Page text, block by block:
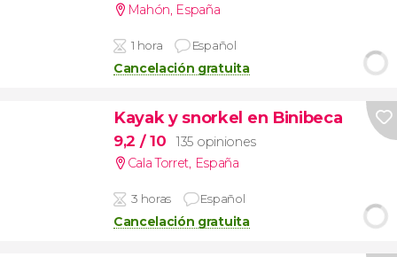
Mahón, España
1 hora Español
Cancelación gratuita
Kayak y snorkel en Binibeca
9,2 / 10
135 opiniones
Cala Torret, España
3 horas Español
Cancelación gratuita